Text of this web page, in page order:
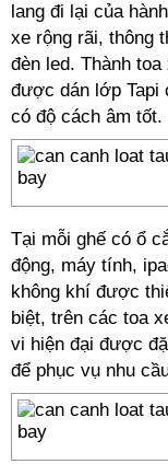
lang đi lại của
xe rộng rãi, thông
đèn led. Thành
được dán lớp Tapi
có độ cách âm tốt.
Tại mỗi ghế có ổ
động, máy tính,
không khí được
biệt, trên các toa
vi hiện đại được
để phục vụ nhu